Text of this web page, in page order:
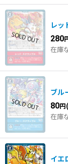
レッ
280
在庫
ブル
80円
在庫
イエ